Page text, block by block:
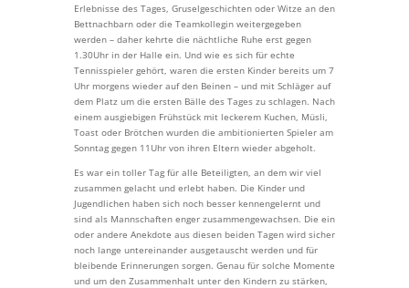
Erlebnisse des Tages, Gruselgeschichten oder Witze an den
Bettnachbarn oder die Teamkollegin weitergegeben
werden – daher kehrte die nächtliche Ruhe erst gegen
1.30Uhr in der Halle ein. Und wie es sich für echte
Tennisspieler gehört, waren die ersten Kinder bereits um 7
Uhr morgens wieder auf den Beinen – und mit Schläger auf
dem Platz um die ersten Bälle des Tages zu schlagen. Nach
einem ausgiebigen Frühstück mit leckerem Kuchen, Müsli,
Toast oder Brötchen wurden die ambitionierten Spieler am
Sonntag gegen 11Uhr von ihren Eltern wieder abgeholt.
Es war ein toller Tag für alle Beteiligten, an dem wir viel
zusammen gelacht und erlebt haben. Die Kinder und
Jugendlichen haben sich noch besser kennengelernt und
sind als Mannschaften enger zusammengewachsen. Die ein
oder andere Anekdote aus diesen beiden Tagen wird sicher
noch lange untereinander ausgetauscht werden und für
bleibende Erinnerungen sorgen. Genau für solche Momente
und um den Zusammenhalt unter den Kindern zu stärken,